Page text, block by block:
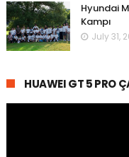
Hyundai
Kampı
July 31,
HUAWEI GT 5 PRO